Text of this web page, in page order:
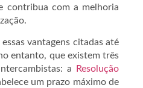
contribua com a melhoria
vantagens citadas até
entanto, que existem três
a
Resolução
um prazo máximo de